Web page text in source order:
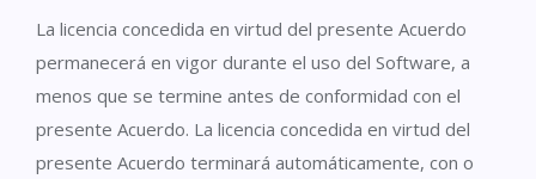
La licencia concedida en virtud del presente Acuerdo
permanecerá en vigor durante el uso del Software, a
menos que se termine antes de conformidad con el
presente Acuerdo. La licencia concedida en virtud del
presente Acuerdo terminará automáticamente, con o